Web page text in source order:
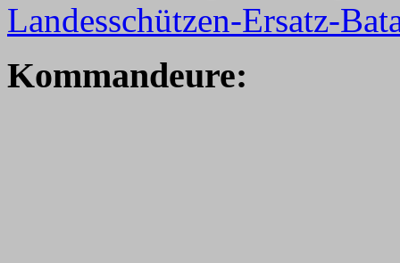
Landesschützen-Ersatz-
Kommandeure: